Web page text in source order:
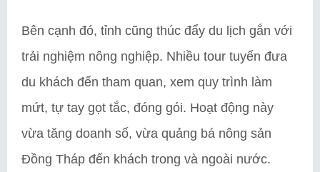
Bên cạnh đó, tỉnh cũng thúc đẩy du lịch gắn với
trải nghiệm nông nghiệp. Nhiều tour tuyến đưa
du khách đến tham quan, xem quy trình làm
mứt, tự tay gọt tắc, đóng gói. Hoạt động này
vừa tăng doanh số, vừa quảng bá nông sản
Đồng Tháp đến khách trong và ngoài nước.